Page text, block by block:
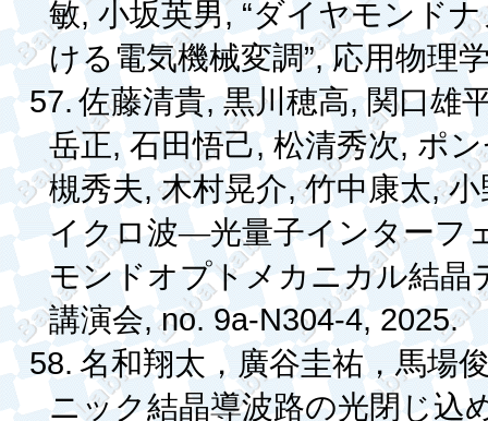
敏,小坂英男, “ダイヤモンド
ける電気機械変調”,応用物理
57.佐藤清貴,黒川穂高,関口雄
岳正,石田悟己,松清秀次,ポ
槻秀夫,木村晃介,竹中康太,小
イクロ波―光量子インターフ
モンドオプトメカニカル結晶
講演会, no. 9a-N304-4, 2025.
58. 名和翔太，廣谷圭祐，馬場
ニック結晶導波路の光閉じ込